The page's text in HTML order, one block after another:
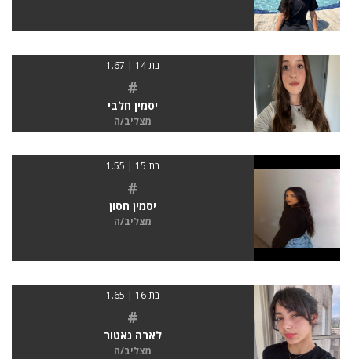
בת 14 | 1.67
#
יסמין חלבי
מצליב/ה
בת 15 | 1.55
#
יסמין חסון
מצליב/ה
בת 16 | 1.65
#
לארה נאטור
מצליב/ה